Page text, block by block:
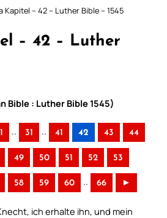
Kapitel – 42 – Luther Bible – 1545
– 42 – Luther
Bible : Luther Bible 1545)
.. 31 .. 41 42 43 44
49 50 51 52 53
58 59 60 .. 66 ►
ich erhalte ihn, und mein